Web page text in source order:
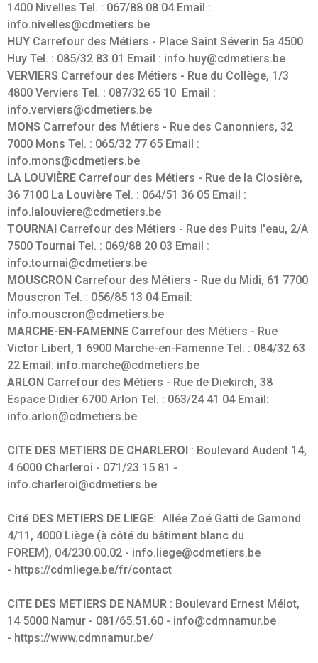
1400 Nivelles Tel. : 067/88 08 04 Email :
info.nivelles@cdmetiers.be
HUY Carrefour des Métiers - Place Saint Séverin 5a 4500
Huy Tel. : 085/32 83 01 Email : info.huy@cdmetiers.be
VERVIERS Carrefour des Métiers - Rue du Collège, 1/3
4800 Verviers Tel. : 087/32 65 10 Email :
info.verviers@cdmetiers.be
MONS Carrefour des Métiers - Rue des Canonniers, 32
7000 Mons Tel. : 065/32 77 65 Email :
info.mons@cdmetiers.be
LA LOUVIÈRE Carrefour des Métiers - Rue de la Closière,
36 7100 La Louvière Tel. : 064/51 36 05 Email :
info.lalouviere@cdmetiers.be
TOURNAI Carrefour des Métiers - Rue des Puits l'eau, 2/A
7500 Tournai Tel. : 069/88 20 03 Email :
info.tournai@cdmetiers.be
MOUSCRON Carrefour des Métiers - Rue du Midi, 61 7700
Mouscron Tel. : 056/85 13 04 Email:
info.mouscron@cdmetiers.be
MARCHE-EN-FAMENNE Carrefour des Métiers - Rue
Victor Libert, 1 6900 Marche-en-Famenne Tel. : 084/32 63
22 Email: info.marche@cdmetiers.be
ARLON Carrefour des Métiers - Rue de Diekirch, 38
Espace Didier 6700 Arlon Tel. : 063/24 41 04 Email:
info.arlon@cdmetiers.be
CITE DES METIERS DE CHARLEROI : Boulevard Audent 14,
4 6000 Charleroi - 071/23 15 81 -
info.charleroi@cdmetiers.be
Cité DES METIERS DE LIEGE: Allée Zoé Gatti de Gamond
4/11, 4000 Liège (à côté du bâtiment blanc du
FOREM), 04/230.00.02 - info.liege@cdmetiers.be
- https://cdmliege.be/fr/contact
CITE DES METIERS DE NAMUR : Boulevard Ernest Mélot,
14 5000 Namur - 081/65.51.60 - info@cdmnamur.be
- https://www.cdmnamur.be/